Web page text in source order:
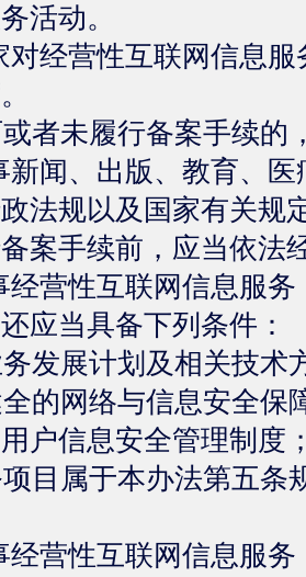
活动。
经营性互联网信息服
者未履行备案手续的
闻、出版、教育、医
法规以及国家有关规
案手续前，应当依法
营性互联网信息服务
应当具备下列条件：
发展计划及相关技术
的网络与信息安全保
户信息安全管理制度
目属于本办法第五条
营性互联网信息服务